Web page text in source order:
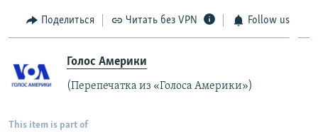
Поделиться Читать без VPN Follow us
Голос Америки
(Перепечатка из «Голоса Америки»)
This item is part of